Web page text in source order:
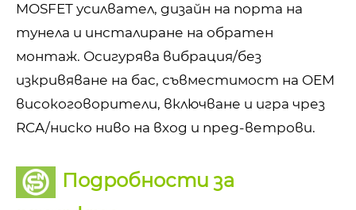
MOSFET усилвател, дизайн на порта на
тунела и инсталиране на обратен
монтаж. Осигурява вибрация/без
изкривяване на бас, съвместимост на OEM
високоговорители, включване и игра чрез
RCA/ниско ниво на вход и пред-ветрови.
Подробности за